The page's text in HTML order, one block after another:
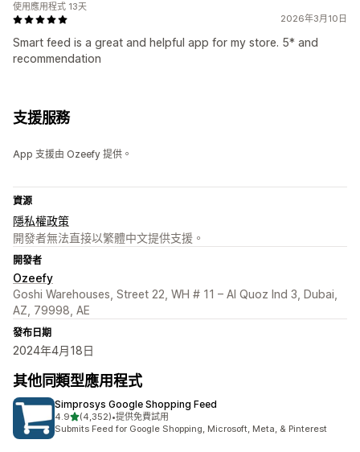
2026年3月10日
Smart feed is a great and helpful app for my store. 5* and
recommendation
使用應用程式 13天
支援服務
App 支援由 Ozeefy 提供。
資源
隱私權政策
開發者無法直接以繁體中文提供支援。
開發者
Ozeefy
Goshi Warehouses, Street 22, WH # 11 – Al Quoz Ind 3, Dubai,
AZ, 79998, AE
發布日期
2024年4月18日
其他同類型應用程式
Simprosys Google Shopping Feed
4.9滿分 5 顆星
(4,352)
共有 4352 則評價
•提供免費試用
Submits Feed for Google Shopping, Microsoft, Meta, & Pinterest